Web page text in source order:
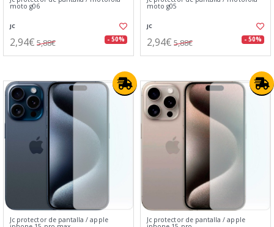
moto g06
JC
2,94€ 5,88€ - 50%
moto g05
JC
2,94€ 5,88€ - 50%
Jc protector de pantalla / apple Jc protector de pantalla / apple